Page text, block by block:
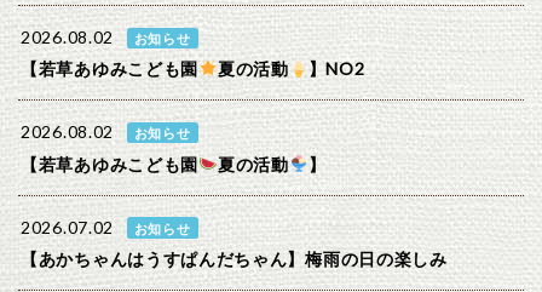
2026.08.02 お知らせ
【若草あゆみこども園 夏の活動 】NO2
2026.08.02 お知らせ
【若草あゆみこども園 夏の活動 】
2026.07.02 お知らせ
【あかちゃんはうすぱんだちゃん】梅雨の日の楽しみ